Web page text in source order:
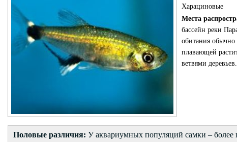
Харациновые
Места
бассейн реки
обитания
плавающей
ветвями деревьев.
Половые различия:У аквариумных популяций самки –